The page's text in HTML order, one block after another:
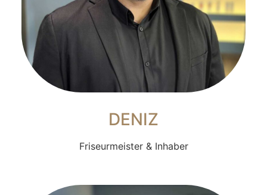
DENIZ
Friseurmeister & Inhaber